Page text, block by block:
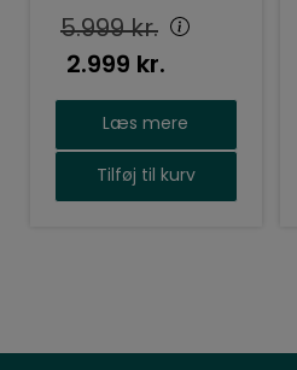
5.999kr.
2.999 kr.
Læs mere
Tilføj til kurv